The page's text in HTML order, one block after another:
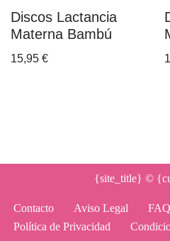
Discos Lactancia
Materna Bambú
15,95 €
{site_title} ©
Contacto Aviso Legal
Política de Privacidad